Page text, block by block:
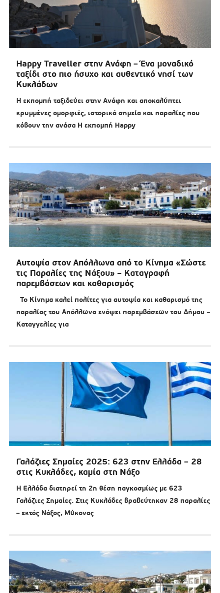
Happy Traveller στην Ανάφη – Ένα μοναδικό
ταξίδι στο πιο ήσυχο και αυθεντικό νησί των
Κυκλάδων
Η εκπομπή ταξιδεύει στην Ανάφη και αποκαλύπτει
κρυμμένες ομορφιές, ιστορικά σημεία και παραλίες που
κόβουν την ανάσα Η εκπομπή Happy
Αυτοψία στον Απόλλωνα από το Κίνημα «Σώστε
τις Παραλίες της Νάξου» – Καταγραφή
παρεμβάσεων και καθαρισμός
Το Κίνημα καλεί πολίτες για αυτοψία και καθαρισμό της
παραλίας του Απόλλωνα ενόψει παρεμβάσεων του Δήμου –
Καταγγελίες για
Γαλάζιες Σημαίες 2025: 623 στην Ελλάδα – 28
στις Κυκλάδες, καμία στη Νάξο
Η Ελλάδα διατηρεί τη 2η θέση παγκοσμίως με 623
Γαλάζιες Σημαίες. Στις Κυκλάδες βραβεύτηκαν 28 παραλίες
– εκτός Νάξος, Μύκονος